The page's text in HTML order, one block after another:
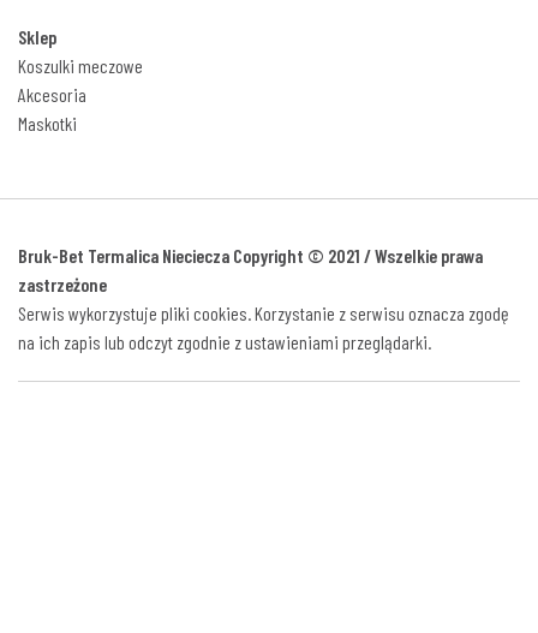
Sklep
Koszulki meczowe
Akcesoria
Maskotki
Bruk-Bet Termalica Nieciecza Copyright © 2021 / Wszelkie prawa
zastrzeżone
Serwis wykorzystuje pliki cookies. Korzystanie z serwisu oznacza zgodę
na ich zapis lub odczyt zgodnie z ustawieniami przeglądarki.